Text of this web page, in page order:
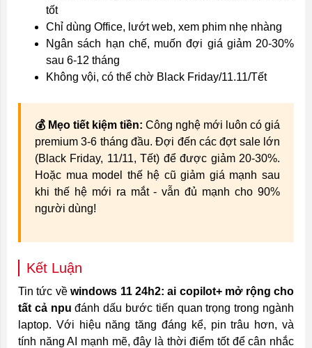
tốt
Chỉ dùng Office, lướt web, xem phim nhẹ nhàng
Ngân sách hạn chế, muốn đợi giá giảm 20-30%
sau 6-12 tháng
Không vội, có thể chờ Black Friday/11.11/Tết
💰 Mẹo tiết kiệm tiền: Công nghệ mới luôn có giá
premium 3-6 tháng đầu. Đợi đến các đợt sale lớn
(Black Friday, 11/11, Tết) để được giảm 20-30%.
Hoặc mua model thế hệ cũ giảm giá mạnh sau
khi thế hệ mới ra mắt - vẫn đủ mạnh cho 90%
người dùng!
Kết Luận
Tin tức vềwindows 11 24h2: ai copilot+ mở rộng cho
tất cả npu đánh dấu bước tiến quan trọng trong ngành
laptop. Với hiệu năng tăng đáng kể, pin trâu hơn, và
tính năng AI mạnh mẽ, đây là thời điểm tốt để cân nhắc